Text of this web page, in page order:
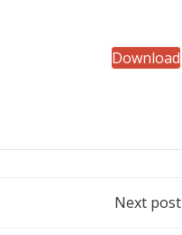
Download
Next post